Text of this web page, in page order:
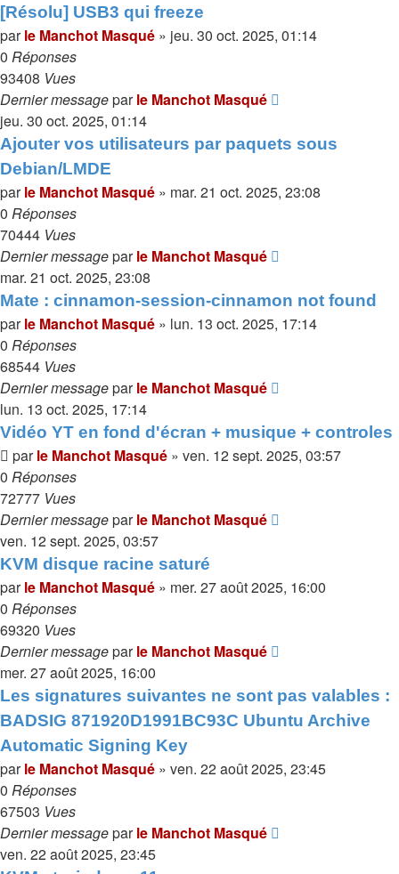
[Résolu] USB3 qui freeze
parle Manchot Masqué » jeu. 30 oct. 2025, 01:14
0 Réponses
93408 Vues
Dernier messageparle Manchot Masqué
jeu. 30 oct. 2025, 01:14
Ajouter vos utilisateurs par paquets sous
Debian/LMDE
parle Manchot Masqué » mar. 21 oct. 2025, 23:08
0 Réponses
70444 Vues
Dernier messageparle Manchot Masqué
mar. 21 oct. 2025, 23:08
Mate : cinnamon-session-cinnamon not found
parle Manchot Masqué » lun. 13 oct. 2025, 17:14
0 Réponses
68544 Vues
Dernier messageparle Manchot Masqué
lun. 13 oct. 2025, 17:14
Vidéo YT en fond d'écran + musique + controles
parle Manchot Masqué » ven. 12 sept. 2025, 03:57
0 Réponses
72777 Vues
Dernier messageparle Manchot Masqué
ven. 12 sept. 2025, 03:57
KVM disque racine saturé
parle Manchot Masqué » mer. 27 août 2025, 16:00
0 Réponses
69320 Vues
Dernier messageparle Manchot Masqué
mer. 27 août 2025, 16:00
Les signatures suivantes ne sont pas valables :
BADSIG 871920D1991BC93C Ubuntu Archive
Automatic Signing Key
parle Manchot Masqué » ven. 22 août 2025, 23:45
0 Réponses
67503 Vues
Dernier messageparle Manchot Masqué
ven. 22 août 2025, 23:45